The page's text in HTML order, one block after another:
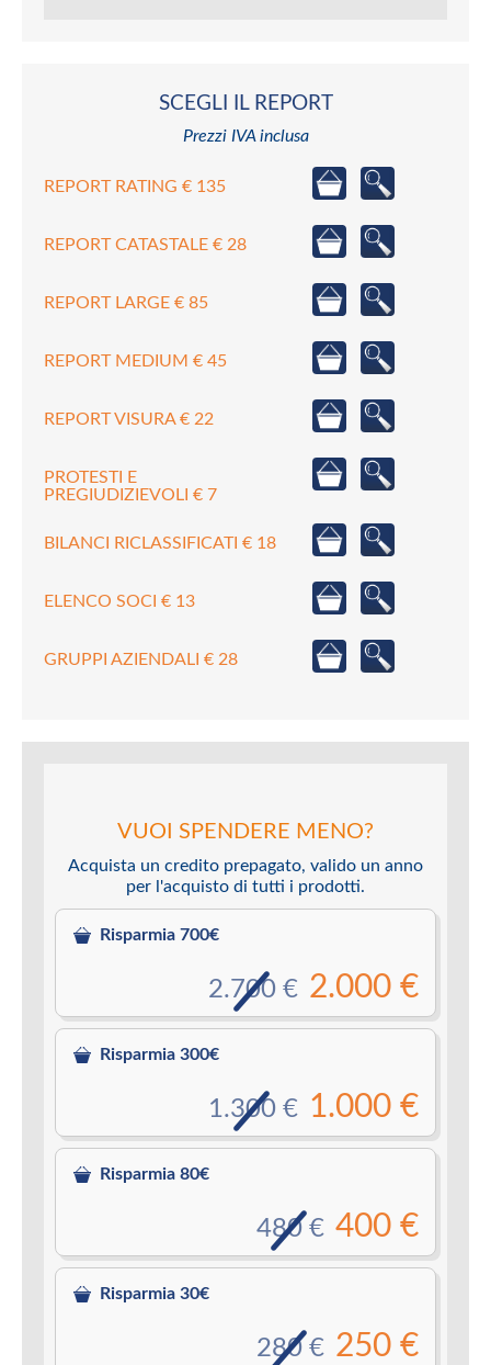
SCEGLI IL REPORT
Prezzi IVA inclusa
REPORT RATING € 135
REPORT CATASTALE € 28
REPORT LARGE € 85
REPORT MEDIUM € 45
REPORT VISURA € 22
PROTESTI E
PREGIUDIZIEVOLI € 7
BILANCI RICLASSIFICATI € 18
ELENCO SOCI € 13
GRUPPI AZIENDALI € 28
VUOI SPENDERE MENO?
Acquista un credito prepagato, valido un anno
per l'acquisto di tutti i prodotti.
Risparmia 700€
2.000 €
2.700 €
Risparmia 300€
1.000 €
1.300 €
Risparmia 80€
400 €
480 €
Risparmia 30€
250 €
280 €